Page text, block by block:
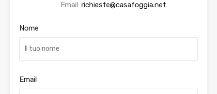
Email: richieste@casafoggia.net
Nome
Email